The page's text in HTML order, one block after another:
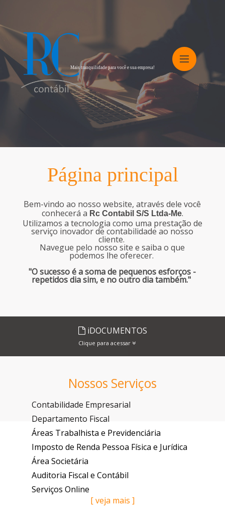
Mais tranquilidade para você e sua empresa!
Página principal
Bem-vindo ao nosso website, através dele você
conhecerá a Rc Contabil S/S Ltda-Me.
Utilizamos a tecnologia como uma prestação de
serviço inovador de contabilidade ao nosso
cliente.
Navegue pelo nosso site e saiba o que
podemos lhe oferecer.
"O sucesso é a soma de pequenos esforços -
repetidos dia sim, e no outro dia também."
iDOCUMENTOS
Clique para acessar
Nossos Serviços
Contabilidade Empresarial
Departamento Fiscal
Áreas Trabalhista e Previdenciária
Imposto de Renda Pessoa Física e Jurídica
Área Societária
Auditoria Fiscal e Contábil
Serviços Online
[ veja mais ]